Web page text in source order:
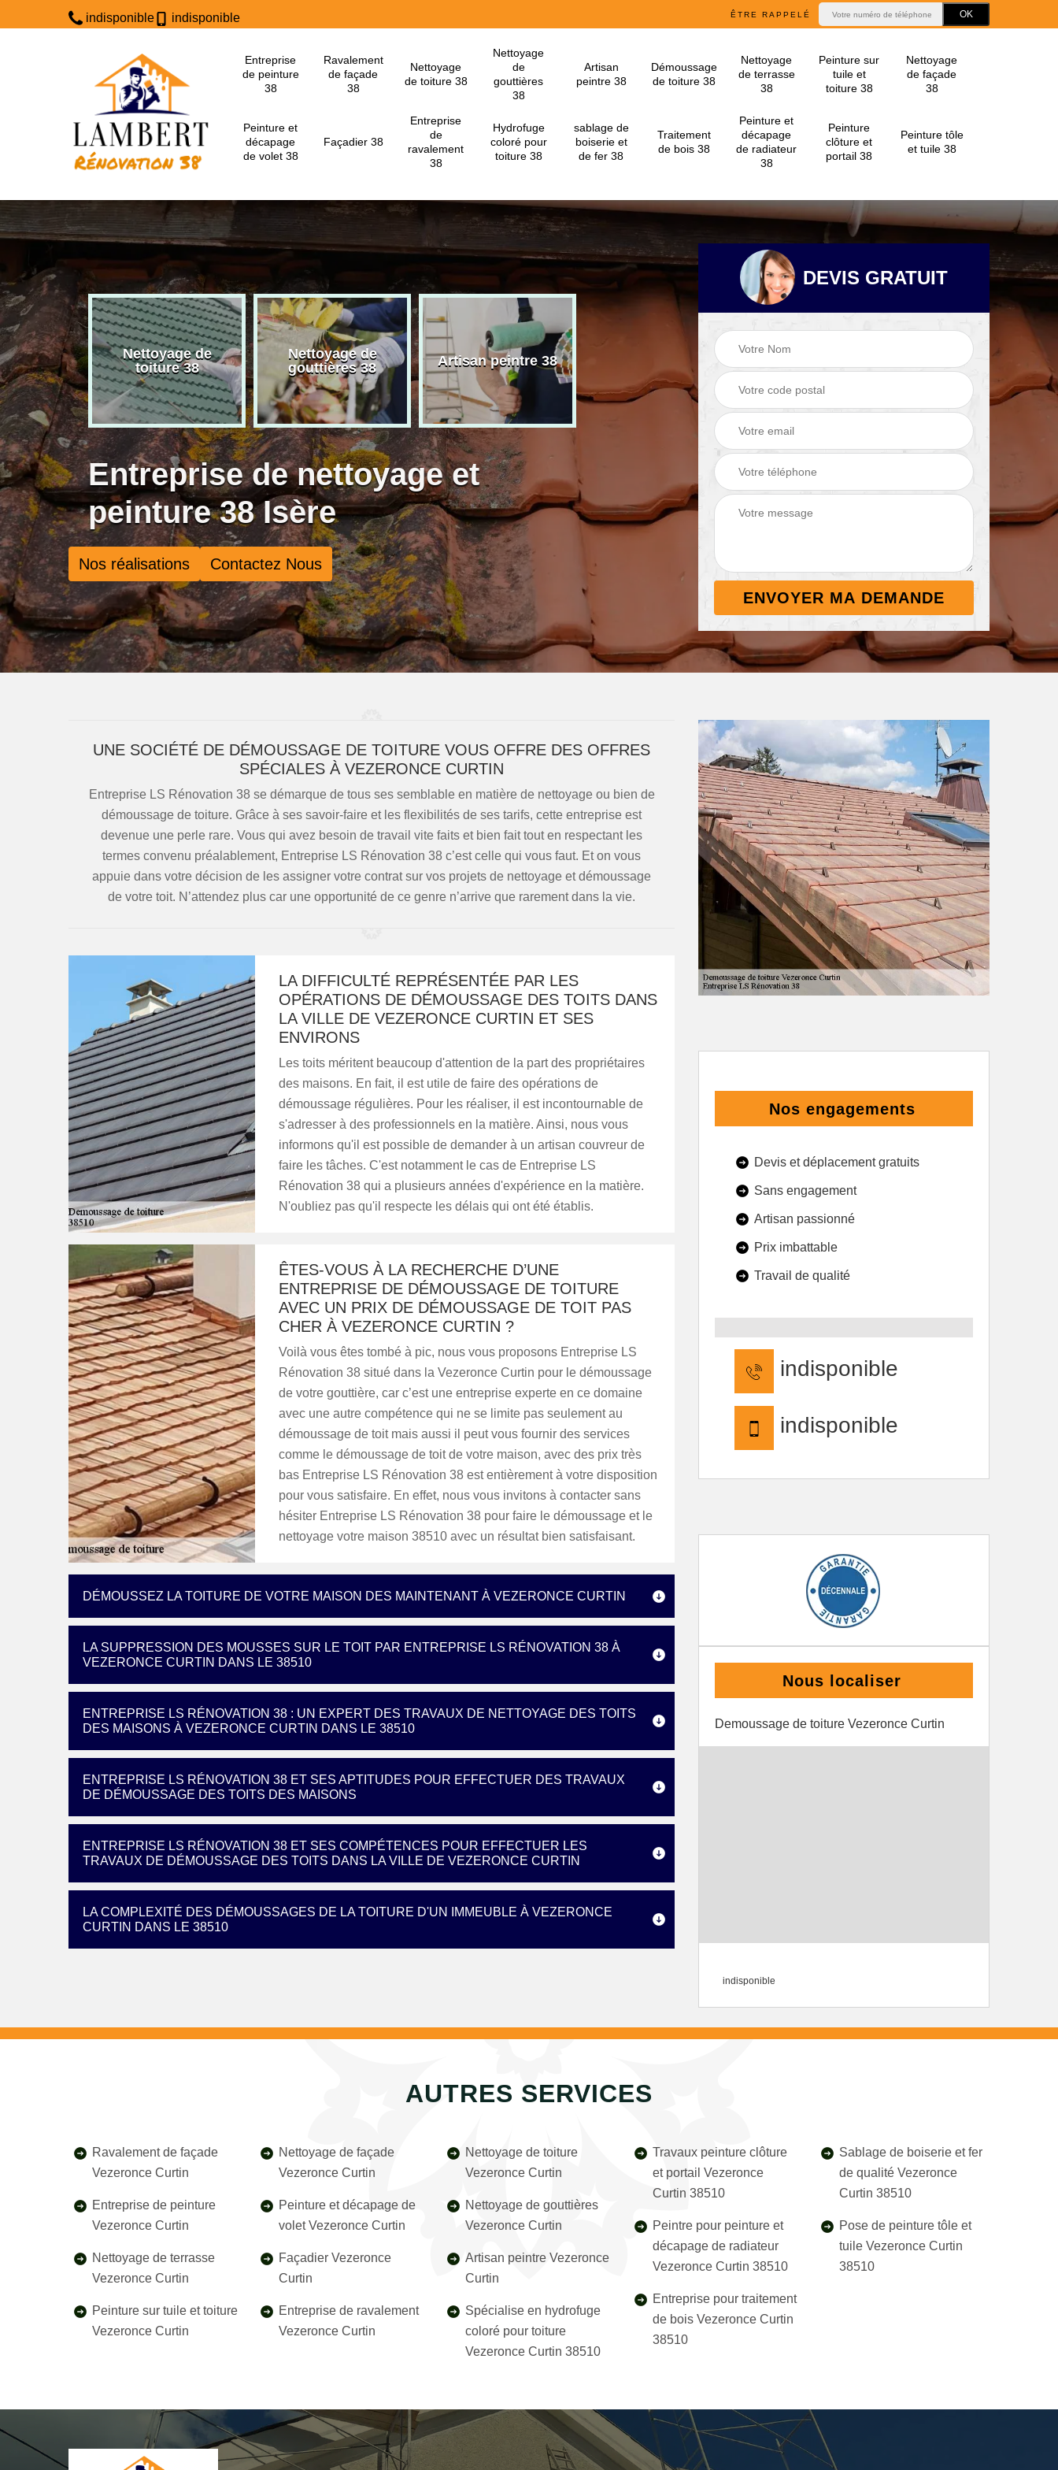
indisponible indisponible ÊTRE RAPPELÉ
Entreprise
de peinture
38
Ravalement
de façade
38
Nettoyage
de toiture 38
Nettoyage
de
gouttières
38
Artisan
peintre 38
Démoussage
de toiture 38
Nettoyage
de terrasse
38
Peinture sur
tuile et
toiture 38
Nettoyage
de façade
38
Peinture et
décapage
de volet 38
Façadier 38
Entreprise
de
ravalement
38
Hydrofuge
coloré pour
toiture 38
sablage de
boiserie et
de fer 38
Traitement
de bois 38
Peinture et
décapage
de radiateur
38
Peinture
clôture et
portail 38
Peinture tôle
et tuile 38
de
38
Nettoyage de
toiture 38
Nettoyage de
gouttières 38
Artisan peintre 38
Démoussage de
toiture 38
Nettoyage de
terrasse 38
Peinture sur tuile
toiture 38
Entreprise de nettoyage et
peinture 38 Isère
Nos réalisations Contactez Nous
DEVIS GRATUIT
UNE SOCIÉTÉ DE DÉMOUSSAGE DE TOITURE VOUS OFFRE DES OFFRES
SPÉCIALES À VEZERONCE CURTIN
Entreprise LS Rénovation 38 se démarque de tous ses semblable en matière de nettoyage ou bien de
démoussage de toiture. Grâce à ses savoir-faire et les flexibilités de ses tarifs, cette entreprise est
devenue une perle rare. Vous qui avez besoin de travail vite faits et bien fait tout en respectant les
termes convenu préalablement, Entreprise LS Rénovation 38 c’est celle qui vous faut. Et on vous
appuie dans votre décision de les assigner votre contrat sur vos projets de nettoyage et démoussage
de votre toit. N’attendez plus car une opportunité de ce genre n’arrive que rarement dans la vie.
LA DIFFICULTÉ REPRÉSENTÉE PAR LES
OPÉRATIONS DE DÉMOUSSAGE DES TOITS DANS
LA VILLE DE VEZERONCE CURTIN ET SES
ENVIRONS
Les toits méritent beaucoup d'attention de la part des propriétaires
des maisons. En fait, il est utile de faire des opérations de
démoussage régulières. Pour les réaliser, il est incontournable de
s'adresser à des professionnels en la matière. Ainsi, nous vous
informons qu'il est possible de demander à un artisan couvreur de
faire les tâches. C'est notamment le cas de Entreprise LS
Rénovation 38 qui a plusieurs années d'expérience en la matière.
N'oubliez pas qu'il respecte les délais qui ont été établis.
ÊTES-VOUS À LA RECHERCHE D’UNE
ENTREPRISE DE DÉMOUSSAGE DE TOITURE
AVEC UN PRIX DE DÉMOUSSAGE DE TOIT PAS
CHER À VEZERONCE CURTIN ?
Voilà vous êtes tombé à pic, nous vous proposons Entreprise LS
Rénovation 38 situé dans la Vezeronce Curtin pour le démoussage
de votre gouttière, car c’est une entreprise experte en ce domaine
avec une autre compétence qui ne se limite pas seulement au
démoussage de toit mais aussi il peut vous fournir des services
comme le démoussage de toit de votre maison, avec des prix très
bas Entreprise LS Rénovation 38 est entièrement à votre disposition
pour vous satisfaire. En effet, nous vous invitons à contacter sans
hésiter Entreprise LS Rénovation 38 pour faire le démoussage et le
nettoyage votre maison 38510 avec un résultat bien satisfaisant.
DÉMOUSSEZ LA TOITURE DE VOTRE MAISON DES MAINTENANT À VEZERONCE CURTIN
LA SUPPRESSION DES MOUSSES SUR LE TOIT PAR ENTREPRISE LS RÉNOVATION 38 À
VEZERONCE CURTIN DANS LE 38510
ENTREPRISE LS RÉNOVATION 38 : UN EXPERT DES TRAVAUX DE NETTOYAGE DES TOITS
DES MAISONS À VEZERONCE CURTIN DANS LE 38510
ENTREPRISE LS RÉNOVATION 38 ET SES APTITUDES POUR EFFECTUER DES TRAVAUX
DE DÉMOUSSAGE DES TOITS DES MAISONS
ENTREPRISE LS RÉNOVATION 38 ET SES COMPÉTENCES POUR EFFECTUER LES
TRAVAUX DE DÉMOUSSAGE DES TOITS DANS LA VILLE DE VEZERONCE CURTIN
LA COMPLEXITÉ DES DÉMOUSSAGES DE LA TOITURE D'UN IMMEUBLE À VEZERONCE
CURTIN DANS LE 38510
Nos engagements
Devis et déplacement gratuits
Sans engagement
Artisan passionné
Prix imbattable
Travail de qualité
indisponible
indisponible
Nous localiser
Demoussage de toiture Vezeronce Curtin
indisponible
AUTRES SERVICES
Ravalement de façade
Vezeronce Curtin
Entreprise de peinture
Vezeronce Curtin
Nettoyage de terrasse
Vezeronce Curtin
Peinture sur tuile et toiture
Vezeronce Curtin
Nettoyage de façade
Vezeronce Curtin
Peinture et décapage de
volet Vezeronce Curtin
Façadier Vezeronce
Curtin
Entreprise de ravalement
Vezeronce Curtin
Nettoyage de toiture
Vezeronce Curtin
Nettoyage de gouttières
Vezeronce Curtin
Artisan peintre Vezeronce
Curtin
Spécialise en hydrofuge
coloré pour toiture
Vezeronce Curtin 38510
Travaux peinture clôture
et portail Vezeronce
Curtin 38510
Peintre pour peinture et
décapage de radiateur
Vezeronce Curtin 38510
Entreprise pour traitement
de bois Vezeronce Curtin
38510
Sablage de boiserie et fer
de qualité Vezeronce
Curtin 38510
Pose de peinture tôle et
tuile Vezeronce Curtin
38510